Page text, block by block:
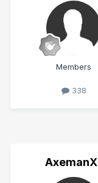
Members
338
AxemanX